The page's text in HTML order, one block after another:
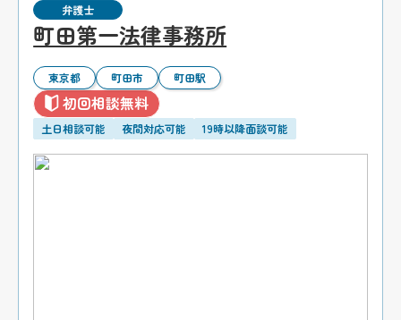
弁護士
町田第一法律事務所
東京都 町田市 町田駅
初回相談無料
土日相談可能 夜間対応可能 19時以降面談可能